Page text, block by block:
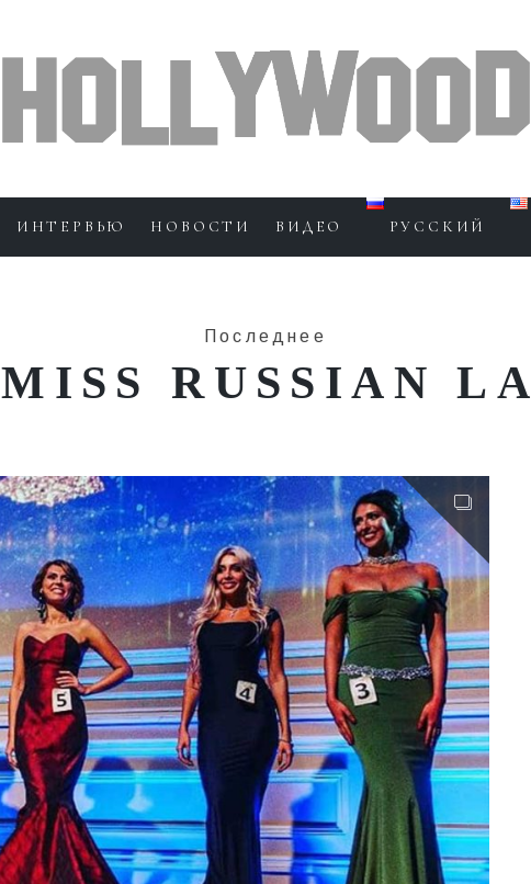
ИНТЕРВЬЮ НОВОСТИ ВИДЕО РУССКИЙ
Последнее
MISS RUSSIAN LA